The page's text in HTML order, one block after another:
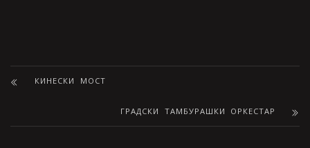
КИНЕСКИ МОСТ
ГРАДСКИ ТАМБУРАШКИ ОРКЕСТАР